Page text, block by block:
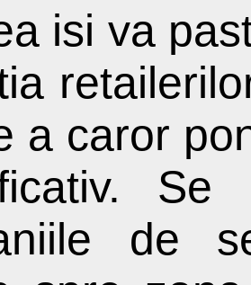
isi va
a caror
de